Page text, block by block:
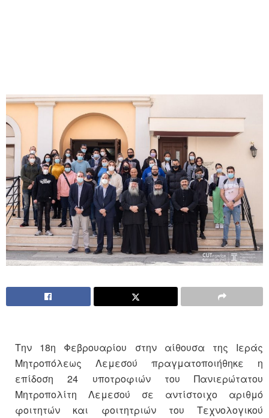
Την 18η Φεβρουαρίου στην αίθουσα της Ιεράς
Μητροπόλεως Λεμεσού πραγματοποιήθηκε η
επίδοση 24 υποτροφιών του Πανιερώτατου
Μητροπολίτη Λεμεσού σε αντίστοιχο αριθμό
φοιτητών και φοιτητριών του Τεχνολογικού